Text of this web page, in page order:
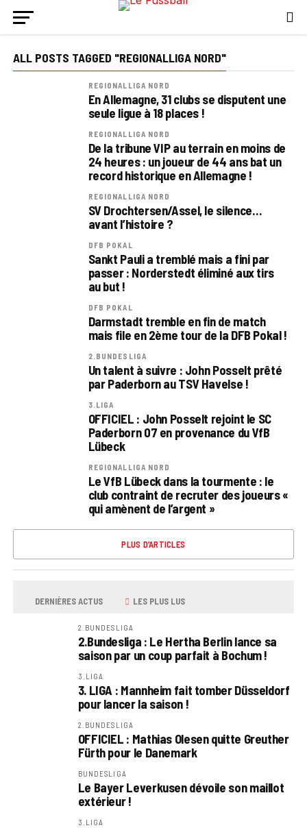
ALL POSTS TAGGED "REGIONALLIGA NORD"
REGIONALLIGA NORD
En Allemagne, 31 clubs se disputent une
seule ligue à 18 places !
REGIONALLIGA NORD
De la tribune VIP au terrain en moins de
24 heures : un joueur de 44 ans bat un
record historique en Allemagne !
REGIONALLIGA NORD
SV Drochtersen/Assel, le silence…
avant l’histoire ?
DFB POKAL
Sankt Pauli a tremblé mais a fini par
passer : Norderstedt éliminé aux tirs
au but !
DFB POKAL
Darmstadt tremble en fin de match
mais file en 2ème tour de la DFB Pokal !
2.BUNDESLIGA
Un talent à suivre : John Posselt prêté
par Paderborn au TSV Havelse !
3.LIGA
OFFICIEL : John Posselt rejoint le SC
Paderborn 07 en provenance du VfB
Lübeck
REGIONALLIGA NORD
Le VfB Lübeck dans la tourmente : le
club contraint de recruter des joueurs «
qui amènent de l’argent »
PLUS D’ARTICLES
DERNIÈRES ACTUS LES PLUS LUS
2.BUNDESLIGA
2.Bundesliga : Le Hertha Berlin lance sa
saison par un coup parfait à Bochum !
3.LIGA
3. LIGA : Mannheim fait tomber Düsseldorf
pour lancer la saison !
2.BUNDESLIGA
OFFICIEL : Mathias Olesen quitte Greuther
Fürth pour le Danemark
BUNDESLIGA
Le Bayer Leverkusen dévoile son maillot
extérieur !
3.LIGA